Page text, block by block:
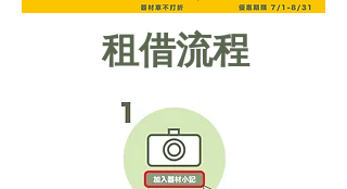
租借流程